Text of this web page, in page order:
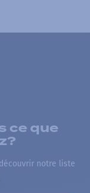
ce que
notre liste